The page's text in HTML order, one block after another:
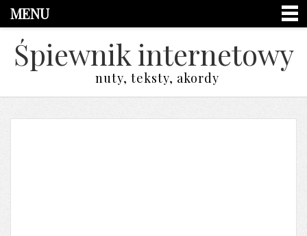
MENU
Śpiewnik internetowy
nuty, teksty, akordy